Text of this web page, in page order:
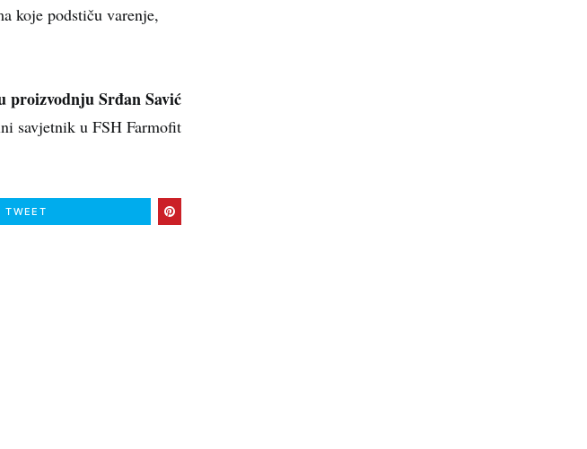
koje podstiču varenje,
Srđan Savić
savjetnik u FSH Farmofit
TWEET